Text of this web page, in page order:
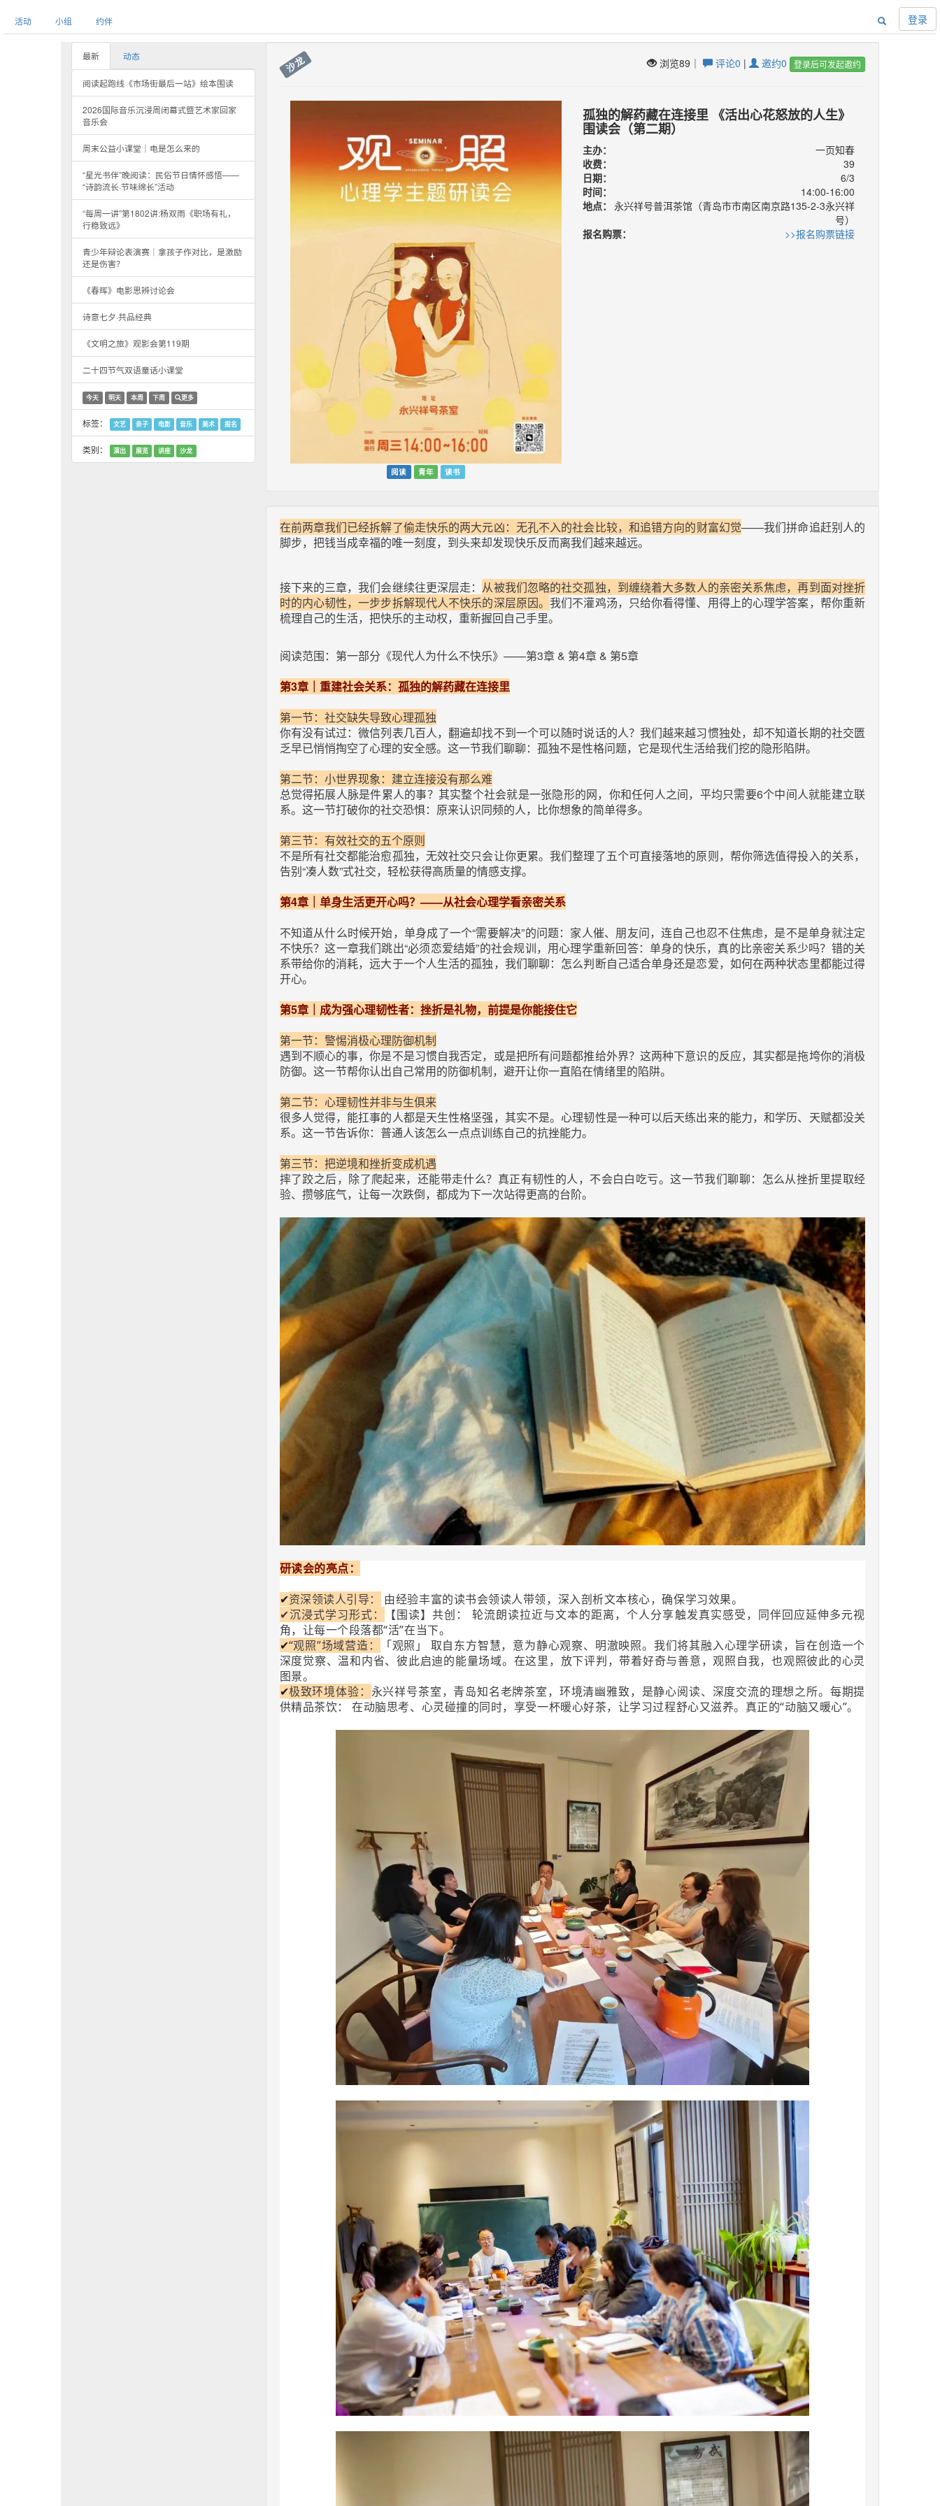
活动 小组 约伴 登录
最新 动态
阅读起跑线《市场街最后一站》绘本围读
2026国际音乐沉浸周闭幕式暨艺术家回家
音乐会
周末公益小课堂｜电是怎么来的
“星光书伴”晚阅读：民俗节日情怀感悟——
“诗韵流长·节味绵长”活动
“每周一讲”第1802讲:杨双雨《职场有礼，
行稳致远》
青少年辩论表演赛｜拿孩子作对比，是激励
还是伤害？
《春晖》电影思辨讨论会
诗意七夕·共品经典
《文明之旅》观影会第119期
二十四节气双语童话小课堂
今天 明天 本周 下周 更多
标签： 文艺 亲子 电影 音乐 美术 报名
类别： 演出 展览 讲座 沙龙
沙龙 浏览89｜ 评论0 | 邀约0 登录后可发起邀约
阅读 青年 读书
孤独的解药藏在连接里 《活出心花怒放的人生》
围读会（第二期）
主办：
一页知春
收费：
39
日期：
6/3
时间：
14:00-16:00
地点： 永兴祥号普洱茶馆（青岛市市南区南京路135-2-3永兴祥
号）
报名购票：
>>报名购票链接
在前两章我们已经拆解了偷走快乐的两大元凶：无孔不入的社会比较，和追错方向的财富幻觉——我们拼命追赶别人的
脚步，把钱当成幸福的唯一刻度，到头来却发现快乐反而离我们越来越远。
接下来的三章，我们会继续往更深层走： 从被我们忽略的社交孤独，到缠绕着大多数人的亲密关系焦虑，再到面对挫折
时的内心韧性，一步步拆解现代人不快乐的深层原因。我们不灌鸡汤，只给你看得懂、用得上的心理学答案，帮你重新
梳理自己的生活，把快乐的主动权，重新握回自己手里。
阅读范围：第一部分《现代人为什么不快乐》——第3章 & 第4章 & 第5章
第3章｜重建社会关系：孤独的解药藏在连接里
第一节：社交缺失导致心理孤独
你有没有试过：微信列表几百人，翻遍却找不到一个可以随时说话的人？我们越来越习惯独处，却不知道长期的社交匮
乏早已悄悄掏空了心理的安全感。这一节我们聊聊：孤独不是性格问题，它是现代生活给我们挖的隐形陷阱。
第二节：小世界现象：建立连接没有那么难
总觉得拓展人脉是件累人的事？其实整个社会就是一张隐形的网，你和任何人之间，平均只需要6个中间人就能建立联
系。这一节打破你的社交恐惧：原来认识同频的人，比你想象的简单得多。
第三节：有效社交的五个原则
不是所有社交都能治愈孤独，无效社交只会让你更累。我们整理了五个可直接落地的原则，帮你筛选值得投入的关系，
告别“凑人数”式社交，轻松获得高质量的情感支撑。
第4章｜单身生活更开心吗？——从社会心理学看亲密关系
不知道从什么时候开始，单身成了一个“需要解决”的问题：家人催、朋友问，连自己也忍不住焦虑，是不是单身就注定
不快乐？这一章我们跳出“必须恋爱结婚”的社会规训，用心理学重新回答：单身的快乐，真的比亲密关系少吗？错的关
系带给你的消耗，远大于一个人生活的孤独，我们聊聊：怎么判断自己适合单身还是恋爱，如何在两种状态里都能过得
开心。
第5章｜成为强心理韧性者：挫折是礼物，前提是你能接住它
第一节：警惕消极心理防御机制
遇到不顺心的事，你是不是习惯自我否定，或是把所有问题都推给外界？这两种下意识的反应，其实都是拖垮你的消极
防御。这一节帮你认出自己常用的防御机制，避开让你一直陷在情绪里的陷阱。
第二节：心理韧性并非与生俱来
很多人觉得，能扛事的人都是天生性格坚强，其实不是。心理韧性是一种可以后天练出来的能力，和学历、天赋都没关
系。这一节告诉你：普通人该怎么一点点训练自己的抗挫能力。
第三节：把逆境和挫折变成机遇
摔了跤之后，除了爬起来，还能带走什么？真正有韧性的人，不会白白吃亏。这一节我们聊聊：怎么从挫折里提取经
验、攒够底气，让每一次跌倒，都成为下一次站得更高的台阶。
研读会的亮点：
✔资深领读人引导：
由经验丰富的读书会领读人带领，深入剖析文本核心，确保学习效果。
✔沉浸式学习形式：
【围读】共创： 轮流朗读拉近与文本的距离，个人分享触发真实感受，同伴回应延伸多元视
角，让每一个段落都“活”在当下。
✔“观照”场域营造：
「观照」 取自东方智慧，意为静心观察、明澈映照。我们将其融入心理学研读，旨在创造一个
深度觉察、温和内省、彼此启迪的能量场域。在这里，放下评判，带着好奇与善意，观照自我，也观照彼此的心灵
图景。
✔极致环境体验： 永兴祥号茶室，青岛知名老牌茶室，环境清幽雅致，是静心阅读、深度交流的理想之所。每期提
供精品茶饮： 在动脑思考、心灵碰撞的同时，享受一杯暖心好茶，让学习过程舒心又滋养。真正的“动脑又暖心”。